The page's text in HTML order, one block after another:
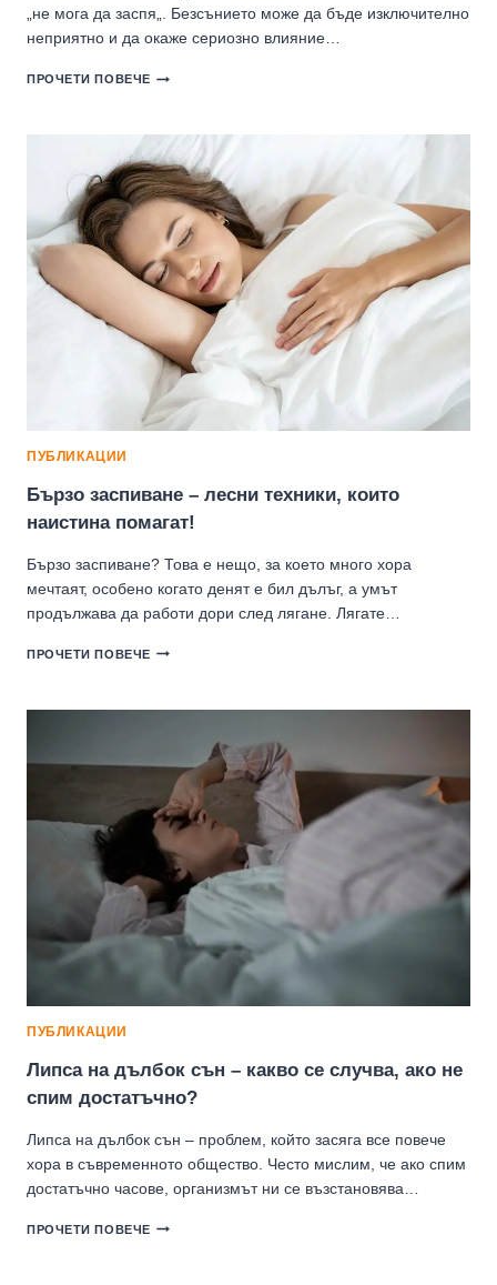
„не мога да заспя„. Безсънието може да бъде изключително
неприятно и да окаже сериозно влияние…
ПРОЧЕТИ ПОВЕЧЕНЕ
ПРИЧИНИ
И
РЕШЕНИЯ
ПРИ
БЕЗСЪНИЕ!
ПУБЛИКАЦИИ
Бързо заспиване – лесни техники, които
наистина помагат!
Бързо заспиване? Това е нещо, за което много хора
мечтаят, особено когато денят е бил дълъг, а умът
продължава да работи дори след лягане. Лягате…
ПРОЧЕТИ ПОВЕЧЕБЪРЗО
НАИСТИНА
ПОМАГАТ!
ПУБЛИКАЦИИ
Липса на дълбок сън – какво се случва, ако не
спим достатъчно?
Липса на дълбок сън – проблем, който засяга все повече
хора в съвременното общество. Често мислим, че ако спим
достатъчно часове, организмът ни се възстановява…
ПРОЧЕТИ ПОВЕЧЕЛИПСА